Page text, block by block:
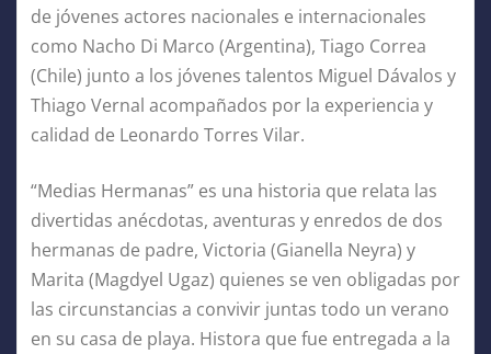
de jóvenes actores nacionales e internacionales
como Nacho Di Marco (Argentina), Tiago Correa
(Chile) junto a los jóvenes talentos Miguel Dávalos y
Thiago Vernal acompañados por la experiencia y
calidad de Leonardo Torres Vilar.
“Medias Hermanas” es una historia que relata las
divertidas anécdotas, aventuras y enredos de dos
hermanas de padre, Victoria (Gianella Neyra) y
Marita (Magdyel Ugaz) quienes se ven obligadas por
las circunstancias a convivir juntas todo un verano
en su casa de playa. Histora que fue entregada a la